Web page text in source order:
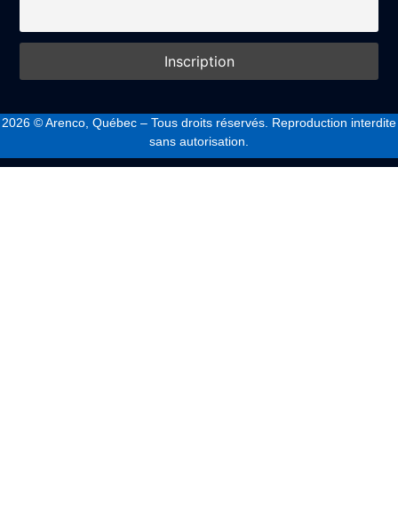
2026 © Arenco, Québec – Tous droits réservés. Reproduction interdite
sans autorisation.